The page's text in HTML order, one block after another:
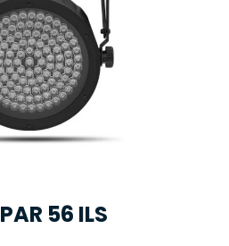
56 ILS